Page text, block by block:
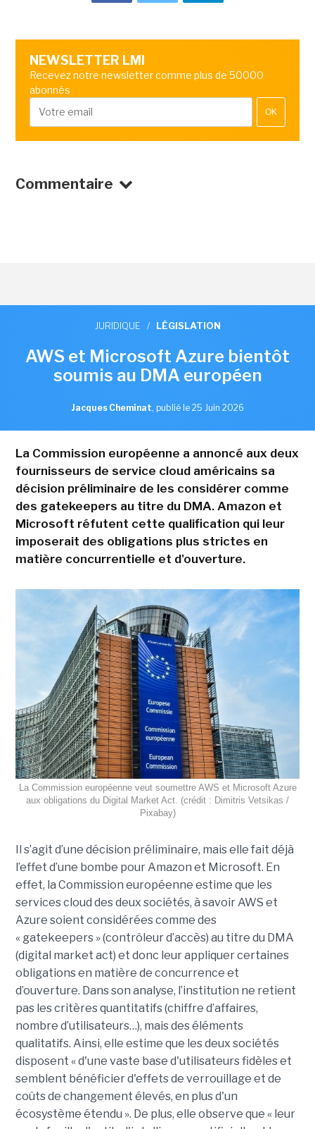
NEWSLETTER LMI
Recevez notre newsletter comme plus de 50000
abonnés
OK
Commentaire
JURIDIQUE / LÉGISLATION
AWS et Microsoft Azure bientôt
soumis au DMA européen
Jacques Cheminat, publié le 25 Juin 2026
La Commission européenne a annoncé aux deux
fournisseurs de service cloud américains sa
décision préliminaire de les considérer comme
des gatekeepers au titre du DMA. Amazon et
Microsoft réfutent cette qualification qui leur
imposerait des obligations plus strictes en
matière concurrentielle et d'ouverture.
La Commission européenne veut soumettre AWS et Microsoft Azure
aux obligations du Digital Market Act. (crédit : Dimitris Vetsikas /
Pixabay)
Il s’agit d’une décision préliminaire, mais elle fait déjà
l’effet d’une bombe pour Amazon et Microsoft. En
effet, la Commission européenne estime que les
services cloud des deux sociétés, à savoir AWS et
Azure soient considérées comme des
« gatekeepers » (contrôleur d’accès) au titre du DMA
(digital market act) et donc leur appliquer certaines
obligations en matière de concurrence et
d’ouverture. Dans son analyse, l’institution ne retient
pas les critères quantitatifs (chiffre d’affaires,
nombre d’utilisateurs…), mais des éléments
qualitatifs. Ainsi, elle estime que les deux sociétés
disposent « d'une vaste base d'utilisateurs fidèles et
semblent bénéficier d'effets de verrouillage et de
coûts de changement élevés, en plus d'un
écosystème étendu ». De plus, elle observe que « leur